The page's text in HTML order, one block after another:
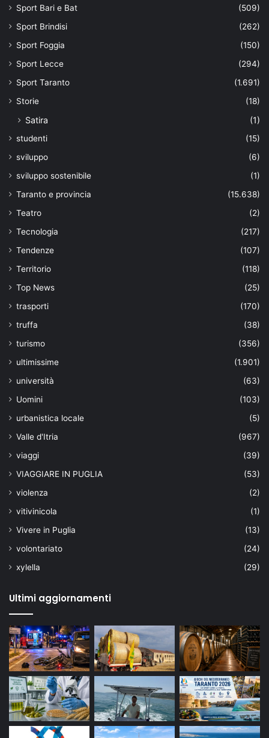
Sport Bari e Bat
(509)
Sport Brindisi
(262)
Sport Foggia
(150)
Sport Lecce
(294)
Sport Taranto
(1.691)
Storie
(18)
Satira (1)
studenti
(15)
sviluppo
(6)
sviluppo sostenibile
(1)
Taranto e provincia
(15.638)
Teatro
(2)
Tecnologia
(217)
Tendenze
(107)
Territorio
(118)
Top News
(25)
trasporti
(170)
truffa
(38)
turismo
(356)
ultimissime
(1.901)
università
(63)
Uomini
(103)
urbanistica locale
(5)
Valle d'Itria
(967)
viaggi
(39)
VIAGGIARE IN PUGLIA
(53)
violenza
(2)
vitivinicola
(1)
Vivere in Puglia
(13)
volontariato
(24)
xylella
(29)
Ultimi aggiornamenti